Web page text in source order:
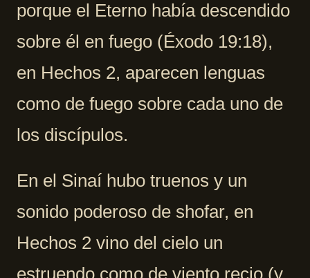
porque el Eterno había descendido
sobre él en fuego (Éxodo 19:18),
en Hechos 2, aparecen lenguas
como de fuego sobre cada uno de
los discípulos.
En el Sinaí hubo truenos y un
sonido poderoso de shofar, en
Hechos 2 vino del cielo un
estruendo como de viento recio (y